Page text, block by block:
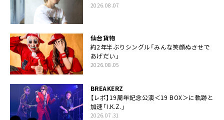
2026.08.07
仙台貨物
約2年半ぶりシングル「みんな笑顔ぬさせで
あげだい」
2026.08.05
BREAKERZ
【レポ】19周年記念公演＜19 BOX＞に軌跡と
加速「I.K.Z.」
2026.07.31